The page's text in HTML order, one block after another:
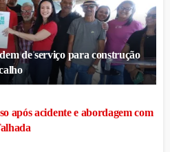
de serviço para construção
após acidente e abordagem com